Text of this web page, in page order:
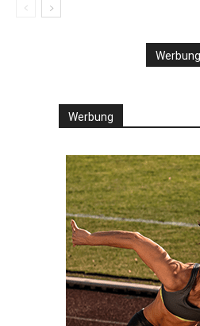
Werbung
Werbung